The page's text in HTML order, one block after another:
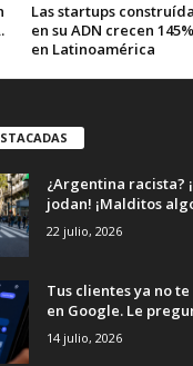
Las startups
en su ADN crecen
en Latinoamérica
¿Argentina racista?
jodan! ¡Malditos
22 julio, 2026
Tus clientes ya no te
en Google. Le
14 julio, 2026